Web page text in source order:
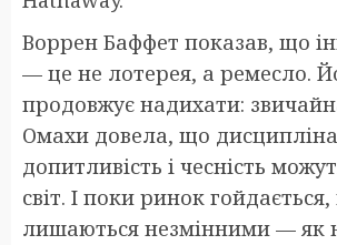
Воррен Баффет показав, що
— це не лотерея, а ремесло.
продовжує надихати:
Омахи довела, що
допитливість і чесність
світ. І поки ринок
лишаються незмінними — як